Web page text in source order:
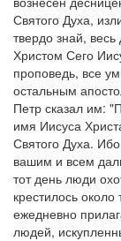
Святого Духа,
твердо знай,
Христом Сего
проповедь, все
остальным
Петр сказал им:
имя Иисуса
Святого Духа.
вашим и всем
тот день люди
крестилось
ежедневно
людей,